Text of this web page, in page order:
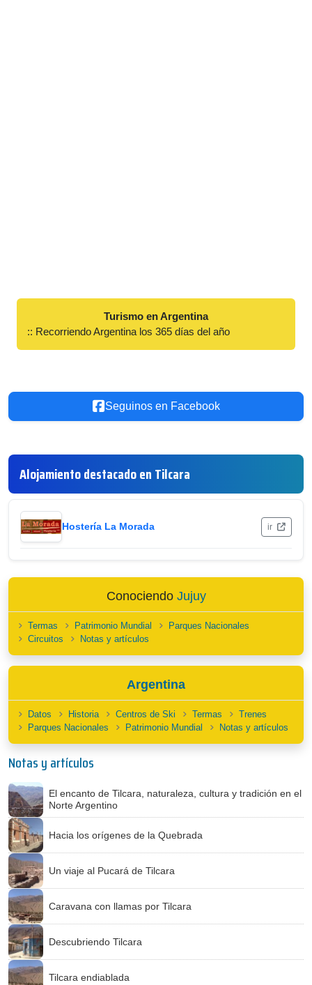
Turismo en Argentina
:: Recorriendo Argentina los 365 días del año
Seguinos en Facebook
Alojamiento destacado en Tilcara
Hostería La Morada ir
Conociendo Jujuy
Termas Patrimonio Mundial
Parques Nacionales
Circuitos
Notas y artículos
Argentina
Datos Historia Centros de Ski Termas
Trenes
Parques Nacionales
Patrimonio Mundial Notas y artículos
Notas y artículos
El encanto de Tilcara, naturaleza, cultura y tradición en el
Norte Argentino
Hacia los orígenes de la Quebrada
Un viaje al Pucará de Tilcara
Caravana con llamas por Tilcara
Descubriendo Tilcara
Tilcara endiablada